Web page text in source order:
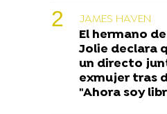
JAMES HAVEN
El hermano
Jolie declara
un directo
exmujer tras
"Ahora soy